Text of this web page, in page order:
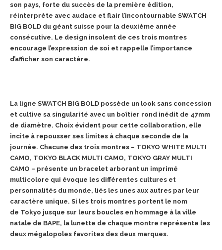
son pays, forte du succès de la première édition,
réinterprète avec audace et flair l’incontournable SWATCH
BIG BOLD du géant suisse pour la deuxième année
consécutive. Le design insolent de ces trois montres
encourage l’expression de soi et rappelle l’importance
d’afficher son caractère.
La ligne SWATCH BIG BOLD possède un look sans concession
et cultive sa singularité avec un boîtier rond inédit de 47mm
de diamètre. Choix évident pour cette collaboration, elle
incite à repousser ses limites à chaque seconde de la
journée. Chacune des trois montres – TOKYO WHITE MULTI
CAMO, TOKYO BLACK MULTI CAMO, TOKYO GRAY MULTI
CAMO – présente un bracelet arborant un imprimé
multicolore qui évoque les différentes cultures et
personnalités du monde, liés les unes aux autres par leur
caractère unique. Si les trois montres portent le nom
de Tokyo jusque sur leurs boucles en hommage à la ville
natale de BAPE, la lunette de chaque montre représente les
deux mégalopoles favorites des deux marques.